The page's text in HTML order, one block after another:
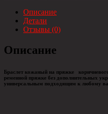
Описание
Детали
Отзывы (0)
Описание
Браслет кожаный на пряжке
ременной пряжке без дополнительных
универсальным подходящим к любому